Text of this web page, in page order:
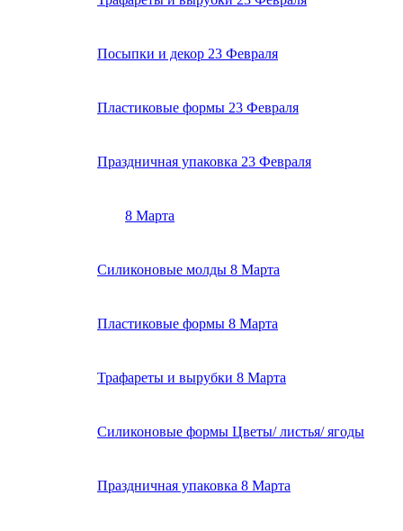
Посыпки и декор 23 Февраля
Пластиковые формы 23 Февраля
Праздничная упаковка 23 Февраля
8 Марта
Силиконовые молды 8 Марта
Пластиковые формы 8 Марта
Трафареты и вырубки 8 Марта
Силиконовые формы Цветы/ листья/ ягоды
Праздничная упаковка 8 Марта